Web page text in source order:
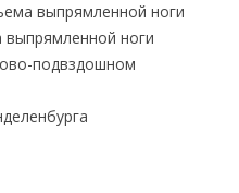
выпрямленной ноги
ноги
подвздошном